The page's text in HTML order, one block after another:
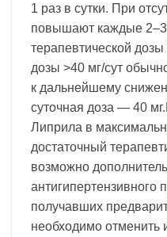
1 раз в сутки. При
повышают каждые 2–3
терапевтической
дозы >40 мг/сут
к дальнейшему
суточная доза — 40
Липрила в
достаточный
возможно
антигипертензивного
получавших
необходимо отменить